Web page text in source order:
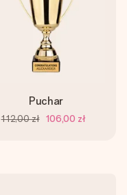
Puchar
112,00 zł 106,00 zł